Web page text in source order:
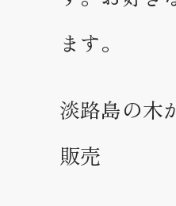
ます。
淡路島の木
販売